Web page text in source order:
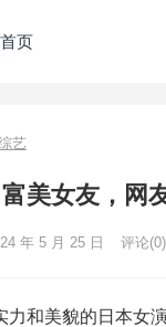
首页
艺
美女友，网
年 5 月 25 日 评论(0)
力和美貌的日本女